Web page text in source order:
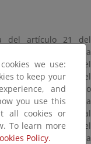
del artículo 21 del
876/2014) se anuncia
de incoación del
de 2017) y el
pública del mismo
a partir del día
en el Boletín Oficial
comparecer en el
provisional de la
we use:
to keep your
and
you use this
all cookies or
To learn more
Policy.